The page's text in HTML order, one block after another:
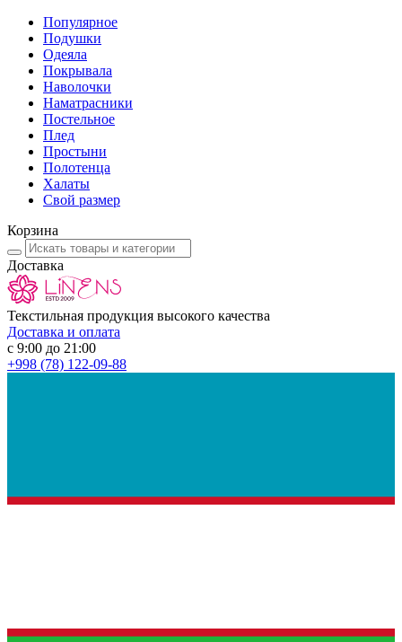
Популярное
Подушки
Одеяла
Покрывала
Наволочки
Наматрасники
Постельное
Плед
Простыни
Полотенца
Халаты
Свой размер
Корзина
Доставка
Текстильная продукция высокого качества
Доставка и оплата
с 9:00 до 21:00
+998 (78) 122-09-88